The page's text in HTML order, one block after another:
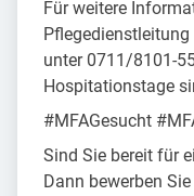
Für weitere
unter 0711/8101-
Hospitationstage
#MFAGesucht
Sind Sie bereit für
Dann bewerben